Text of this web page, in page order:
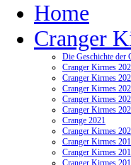
Home
Cranger
Die Geschichte der
Cranger Kirmes
Cranger Kirmes
Cranger Kirmes
Cranger Kirmes
Cranger Kirmes
Crange 2021
Cranger Kirmes
Cranger Kirmes
Cranger Kirmes
Cranger Kirmes